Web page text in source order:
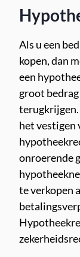
Als u een
kopen, dan
een
groot
terugkrijgen.
het vestigen
onroerende
te verkopen